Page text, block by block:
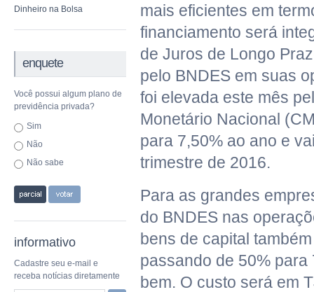
Dinheiro na Bolsa
enquete
Você possui algum plano de
previdência privada?
Sim
Não
Não sabe
informativo
Cadastre seu e-mail e
receba notícias diretamente
mais eficientes em
financiamento será
de Juros de Longo
pelo BNDES em suas
foi elevada este mês
Monetário Nacional
para 7,50% ao ano e
trimestre de 2016.
Para as grandes
do BNDES nas
bens de capital
passando de 50% para
bem. O custo será em